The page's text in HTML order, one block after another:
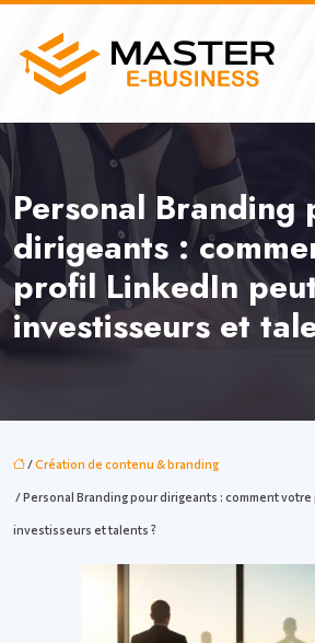
Personal Branding
dirigeants :
profil LinkedIn
investisseurs et
/Création de contenu & branding
/ Personal Branding pour dirigeants : comment
investisseurs et talents ?